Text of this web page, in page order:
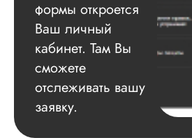
формы откроется
Ваш личный
кабинет. Там Вы
сможете
отслеживать вашу
заявку.